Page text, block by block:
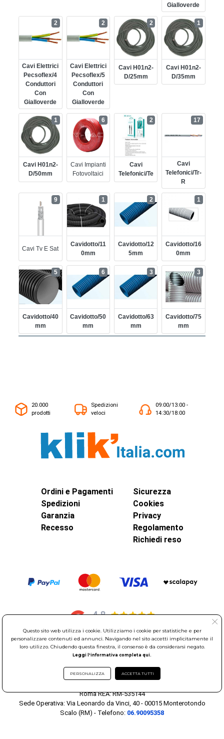
Gialloverde
Cavi Elettrici
Pecsoflex/4
Conduttori
Con
Gialloverde
2
Cavi Elettrici
Pecsoflex/5
Conduttori
Con
Gialloverde
2
Cavi H01n2-
D/25mm
2
Cavi H01n2-
D/35mm
1
Cavi H01n2-
D/50mm
1
Cavi Impianti
Fotovoltaici
6
Cavi
Telefonici/te
2
Cavi
Telefonici/tr-
R
17
Cavi Tv E Sat
9
Cavidotto/11
0mm
1
Cavidotto/12
5mm
2
Cavidotto/16
0mm
1
Cavidotto/40
Mm
5
Cavidotto/50
Mm
6
Cavidotto/63
Mm
3
Cavidotto/75
Mm
3
20.000
prodotti
Spedizioni
veloci
09:00/13:00 -
14:30/18:00
Ordini e Pagamenti
Spedizioni
Garanzia
Recesso
Sicurezza
Cookies
Privacy
Regolamento
Richiedi reso
© Elettroservice Spa - Sede Legale: Via Leonardo da Vinci, 40 -
00015 Monterotondo Scalo (RM)
Partita Iva: 01586761007 - Codice Fiscale: 06634500588 Capitale
Roma REA: RM-535144
Sede Operativa: Via Leonardo da Vinci, 40 - 00015 Monterotondo
Scalo (RM) - Telefono: 06.90095358
Questo sito web utilizza i cookie. Utilizziamo i cookie per statistiche e per
personalizzare contenuti ed annunci. Navigando nel sito accetti implicitamente il
loro utilizzo. Chiudendo questa finestra, il consenso è da considerarsi negato.
Leggi l'informativa completa qui.
PERSONALIZZA ACCETTA TUTTI